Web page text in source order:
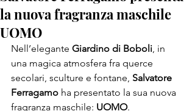
la nuova fragranza maschile
UOMO
Nell’elegante Giardino di Boboli, in
una magica atmosfera fra querce
secolari, sculture e fontane, Salvatore
Ferragamo ha presentato la sua nuova
fragranza maschile: UOMO.